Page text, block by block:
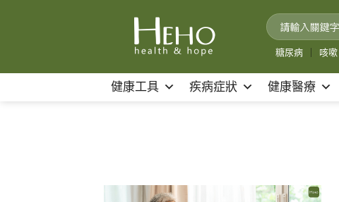
糖尿病 咳嗽
健康工具 疾病症狀 健康醫療